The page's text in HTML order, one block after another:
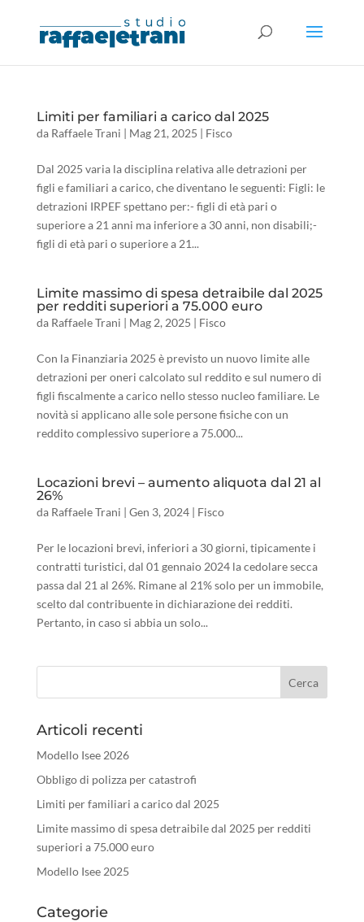
Limiti per familiari a carico dal 2025
da Raffaele Trani | Mag 21, 2025 | Fisco
Dal 2025 varia la disciplina relativa alle detrazioni per
figli e familiari a carico, che diventano le seguenti: Figli: le
detrazioni IRPEF spettano per:- figli di età pari o
superiore a 21 anni ma inferiore a 30 anni, non disabili;-
figli di età pari o superiore a 21...
Limite massimo di spesa detraibile dal 2025
per redditi superiori a 75.000 euro
da Raffaele Trani | Mag 2, 2025 | Fisco
Con la Finanziaria 2025 è previsto un nuovo limite alle
detrazioni per oneri calcolato sul reddito e sul numero di
figli fiscalmente a carico nello stesso nucleo familiare. Le
novità si applicano alle sole persone fisiche con un
reddito complessivo superiore a 75.000...
Locazioni brevi – aumento aliquota dal 21 al
26%
da Raffaele Trani | Gen 3, 2024| Fisco
Per le locazioni brevi, inferiori a 30 giorni, tipicamente i
contratti turistici, dal 01 gennaio 2024 la cedolare secca
passa dal 21 al 26%. Rimane al 21% solo per un immobile,
scelto dal contribuente in dichiarazione dei redditi.
Pertanto, in caso si abbia un solo...
Articoli recenti
Modello Isee 2026
Obbligo di polizza per catastrofi
Limiti per familiari a carico dal 2025
Limite massimo di spesa detraibile dal 2025 per redditi
superiori a 75.000 euro
Modello Isee 2025
Categorie